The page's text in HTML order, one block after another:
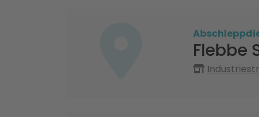
Flebbe